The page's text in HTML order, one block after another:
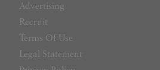
Advertising
Recruit
Terms Of Use
Legal Statement